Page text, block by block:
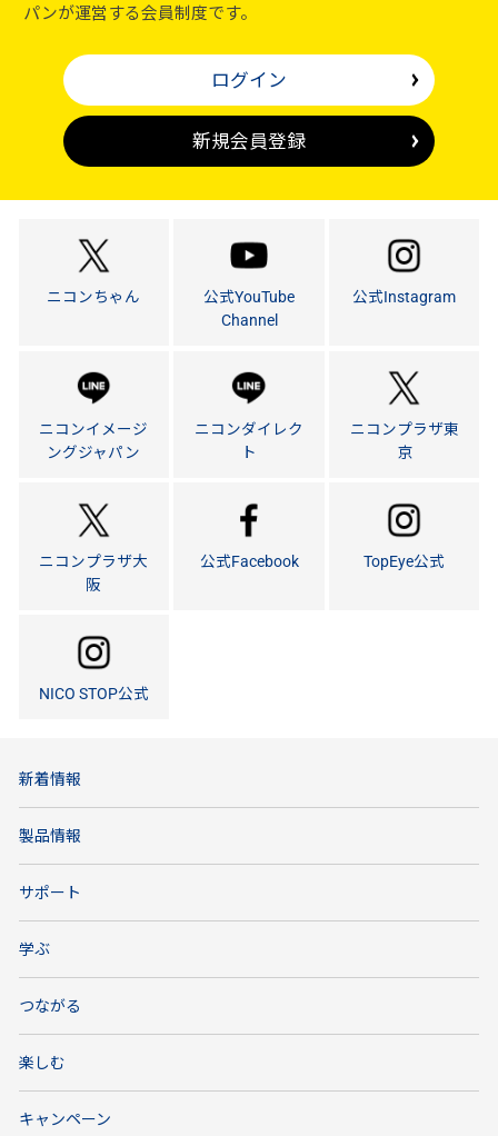
パンが運営する会員制度です。
ログイン
新規会員登録
ニコンちゃん
公式YouTube
Channel
公式Instagram
ニコンイメージ
ングジャパン
ニコンダイレク
ト
ニコンプラザ東
京
ニコンプラザ大
阪
公式Facebook TopEye公式
NICO STOP公式
新着情報
製品情報
サポート
学ぶ
つながる
楽しむ
キャンペーン